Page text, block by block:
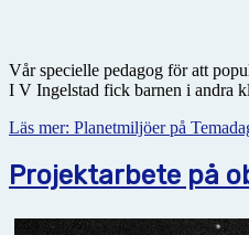
Vår specielle pedagog för att
I V Ingelstad fick barnen i andra
Läs mer: Planetmiljöer på
Projektarbete på